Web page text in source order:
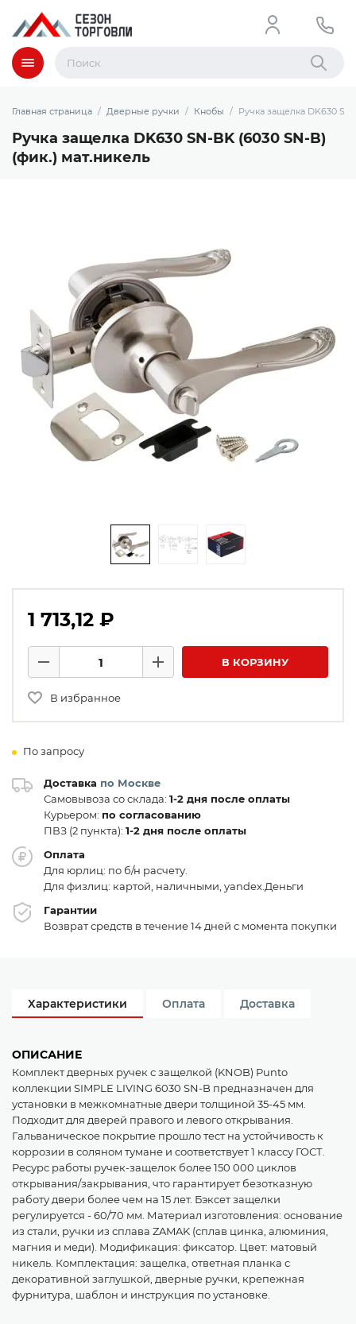
Меню Найти
Главная страница Дверные ручки Кнобы Ручка защелка DK630
Ручка защелка DK630 SN-BK (6030 SN-B)
(фик.) мат.никель
1 713,12 ₽
Минус
Плюс В КОРЗИНУ
В избранное
По запросу
Доставка по Москве
Самовывоза со склада: 1-2 дня после оплаты
Курьером: по согласованию
ПВЗ (2 пункта): 1-2 дня после оплаты
Оплата
Для юрлиц: по б/н расчету.
Для физлиц: картой, наличными, yandex.Деньги
Гарантии
Возврат средств в течение 14 дней с момента покупки
Характеристики Оплата Доставка
ОПИСАНИЕ
Комплект дверных ручек с защелкой (KNOB) Punto
коллекции SIMPLE LIVING 6030 SN-B предназначен для
установки в межкомнатные двери толщиной 35-45 мм.
Подходит для дверей правого и левого открывания.
Гальваническое покрытие прошло тест на устойчивость к
коррозии в соляном тумане и соответствует 1 классу ГОСТ.
Ресурс работы ручек-защелок более 150 000 циклов
открывания/закрывания, что гарантирует безотказную
работу двери более чем на 15 лет. Бэксет защелки
регулируется - 60/70 мм. Материал изготовления: основание
из стали, ручки из сплава ZAMAK (сплав цинка, алюминия,
магния и меди). Модификация: фиксатор. Цвет: матовый
никель. Комплектация: защелка, ответная планка с
декоративной заглушкой, дверные ручки, крепежная
фурнитура, шаблон и инструкция по установке.